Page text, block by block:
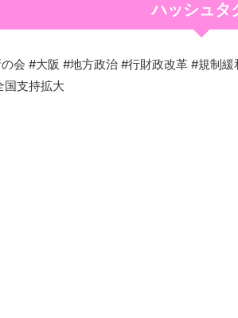
ハッシュタ
会 #大阪 #地方政治 #行財政改革 #規制
国支持拡大